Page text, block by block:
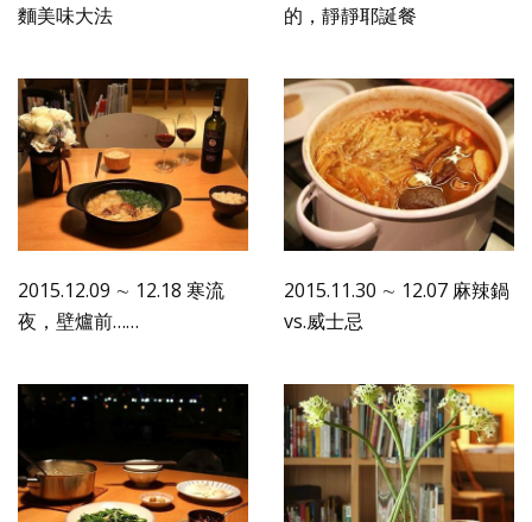
麵美味大法
的，靜靜耶誕餐
2015.12.09 ∼ 12.18 寒流
夜，壁爐前……
2015.11.30 ∼ 12.07 麻辣鍋
vs.威士忌